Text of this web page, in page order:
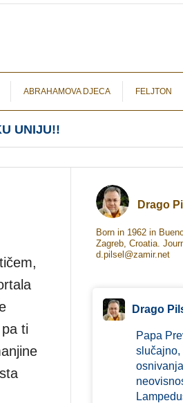
ABRAHAMOVA DJECA FELJTON
UNIJU!!
ti
Drago
Born in 1962 in
Zagreb, Croatia.
d.pilsel@zamir.net
Drago
Papa
slučajno,